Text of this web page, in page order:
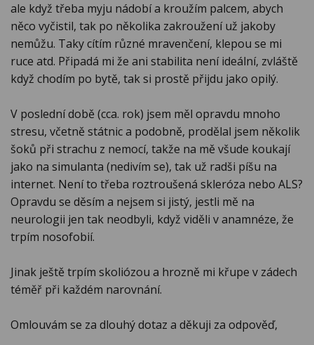
ale když třeba myju nádobí a kroužím palcem, abych
něco vyčistil, tak po několika zakroužení už jakoby
nemůžu. Taky cítím různé mravenčení, klepou se mi
ruce atd. Připadá mi že ani stabilita není ideální, zvláště
když chodím po bytě, tak si prostě přijdu jako opilý.
V poslední době (cca. rok) jsem měl opravdu mnoho
stresu, včetně státnic a podobně, prodělal jsem několik
šoků při strachu z nemocí, takže na mě všude koukají
jako na simulanta (nedivím se), tak už radši píšu na
internet. Není to třeba roztroušená skleróza nebo ALS?
Opravdu se děsím a nejsem si jistý, jestli mě na
neurologii jen tak neodbyli, když viděli v anamnéze, že
trpím nosofobií.
Jinak ještě trpím skoliózou a hrozně mi křupe v zádech
téměř při každém narovnání.
Omlouvám se za dlouhý dotaz a děkuji za odpověď,